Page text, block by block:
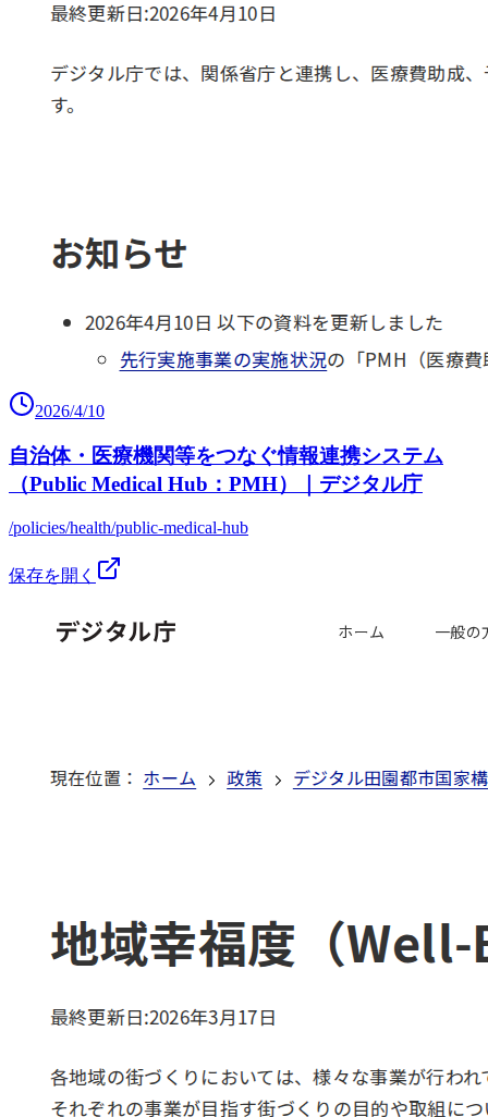
2026/4/10
自治体・医療機関等をつなぐ情報連携システム
（Public Medical Hub：PMH）｜デジタル庁
/policies/health/public-medical-hub
保存を開く